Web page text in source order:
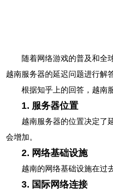
随着网络游戏的普及和全
越南服务器的延迟问题进行解答
根据知乎上的回答，越南
1. 服务器位置
越南服务器的位置决定了
会增加。
2. 网络基础设施
越南的网络基础设施在过
3. 国际网络连接